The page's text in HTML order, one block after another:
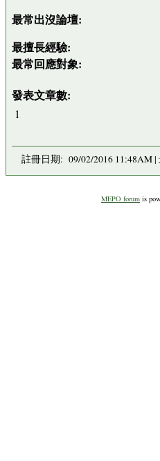
最常出沒論壇:
最擅長經驗:
最常回應對象:
發表文章數:
1
註冊日期: 09/02/2016 11:48AM
MEPO forum is